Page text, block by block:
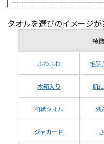
タオルを選びのイメージが
特
ふわふわ 毛羽
木箱入り 肌
和紙タオル 残
ジャカード